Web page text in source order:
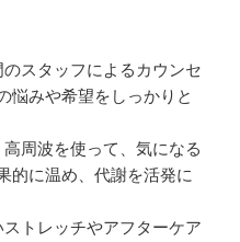
スタッフによるカウンセ
悩みや希望をしっかりと
高周波を使って、気になる
的に温め、代謝を活発に
トレッチやアフターケア